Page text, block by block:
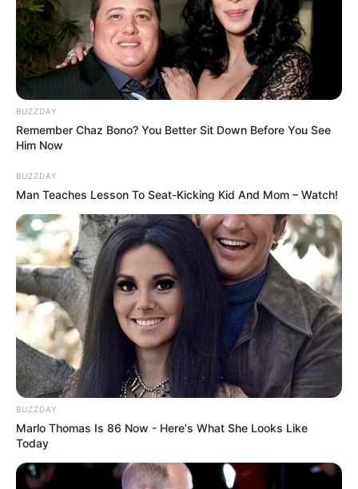
Bikin Ngakak, 10 Potret
Cosplay Murah Pakai Bahan
Seadanya
Anti Mainstream, 10 Cara
Membawa Barang Belanjaan
Versi Warga Thailand
Langka Banget! 10 Pose Lucu
Katak yang Bikin Ketawa
Gemes
BUZZDAY
Remember Chaz Bono? You Better Sit Down Before You See
Him Now
BUZZDAY
Man Teaches Lesson To Seat-Kicking Kid And Mom – Watch!
BUZZDAY
Marlo Thomas Is 86 Now - Here's What She Looks Like
Today